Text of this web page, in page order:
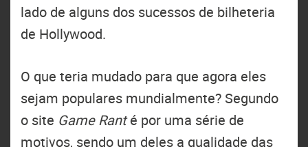
lado de alguns dos sucessos de bilheteria
de Hollywood.
O que teria mudado para que agora eles
sejam populares mundialmente? Segundo
o site Game Ranté por uma série de
motivos, sendo um deles a qualidade das